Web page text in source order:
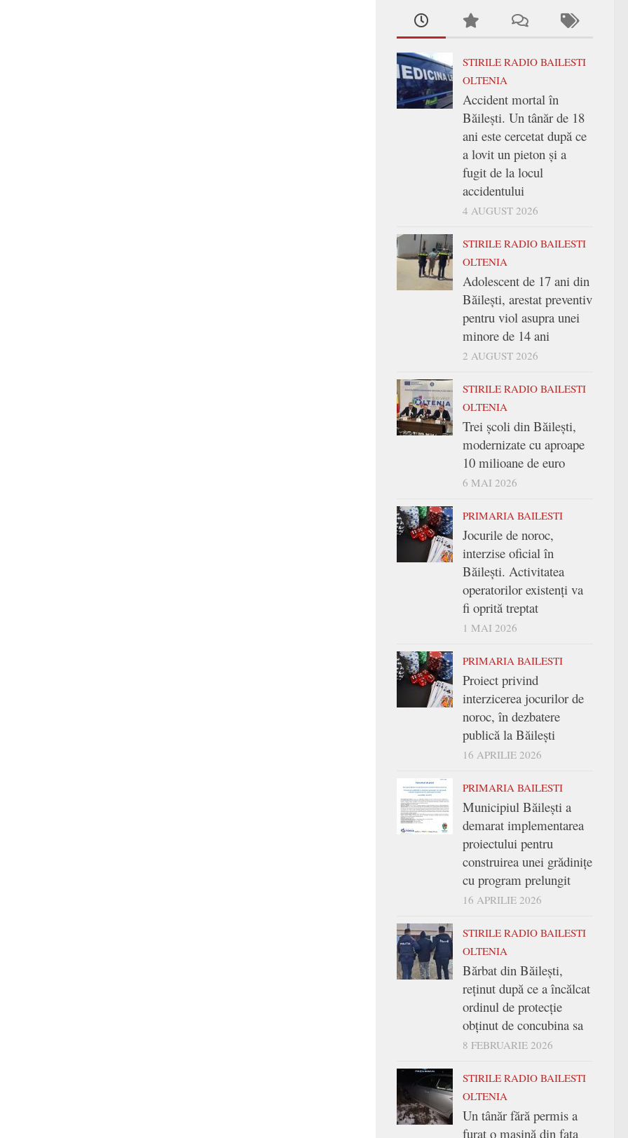
STIRILE RADIO BAILESTI
OLTENIA
Accident mortal în
Băilești. Un tânăr de 18
ani este cercetat după ce
a lovit un pieton și a
fugit de la locul
accidentului
4 AUGUST 2026
STIRILE RADIO BAILESTI
OLTENIA
Adolescent de 17 ani din
Băilești, arestat preventiv
pentru viol asupra unei
minore de 14 ani
2 AUGUST 2026
STIRILE RADIO BAILESTI
OLTENIA
Trei şcoli din Băileşti,
modernizate cu aproape
10 milioane de euro
6 MAI 2026
PRIMARIA BAILESTI
Jocurile de noroc,
interzise oficial în
Băilești. Activitatea
operatorilor existenți va
fi oprită treptat
1 MAI 2026
PRIMARIA BAILESTI
Proiect privind
interzicerea jocurilor de
noroc, în dezbatere
publică la Băilești
16 APRILIE 2026
PRIMARIA BAILESTI
Municipiul Băilești a
demarat implementarea
proiectului pentru
construirea unei grădinițe
cu program prelungit
16 APRILIE 2026
STIRILE RADIO BAILESTI
OLTENIA
Bărbat din Băilești,
reținut după ce a încălcat
ordinul de protecție
obținut de concubina sa
8 FEBRUARIE 2026
STIRILE RADIO BAILESTI
OLTENIA
Un tânăr fără permis a
furat o mașină din fața